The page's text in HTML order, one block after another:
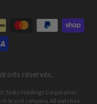
Tumblr
TwitterYouTube
réservés.
Seiko Holdings Corporation,
brand company. All watches,